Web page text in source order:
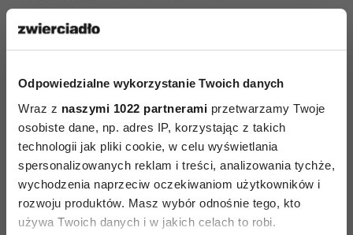
Odpowiedzialne wykorzystanie Twoich danych
Wraz z naszymi 1022 partnerami przetwarzamy Twoje
osobiste dane, np. adres IP, korzystając z takich
technologii jak pliki cookie, w celu wyświetlania
spersonalizowanych reklam i treści, analizowania tychże,
wychodzenia naprzeciw oczekiwaniom użytkowników i
rozwoju produktów. Masz wybór odnośnie tego, kto
używa Twoich danych i w jakich celach to robi.
AUTOPROMOCJA